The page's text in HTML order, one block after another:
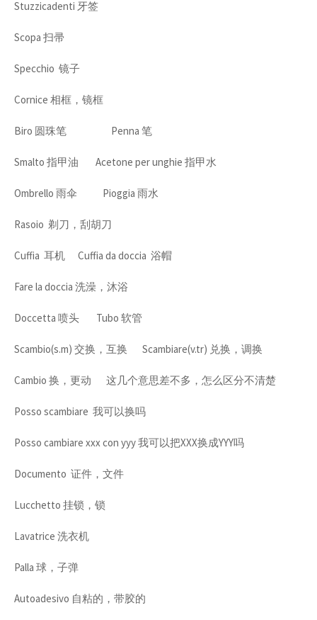
Stuzzicadenti 牙签
Scopa 扫帚
Specchio 镜子
Cornice 相框，镜框
Biro 圆珠笔 Penna 笔
Smalto 指甲油 Acetone per unghie 指甲水
Ombrello 雨伞 Pioggia 雨水
Rasoio 剃刀，刮胡刀
Cuffia 耳机 Cuffia da doccia 浴帽
Fare la doccia 洗澡，沐浴
Doccetta 喷头 Tubo 软管
Scambio(s.m) 交换，互换 Scambiare(v.tr) 兑换，调换
Cambio 换，更动 这几个意思差不多，怎么区分不清楚
Posso scambiare 我可以换吗
Posso cambiare xxx con yyy 我可以把XXX换成YYY吗
Documento 证件，文件
Lucchetto 挂锁，锁
Lavatrice 洗衣机
Palla 球，子弹
Autoadesivo 自粘的，带胶的